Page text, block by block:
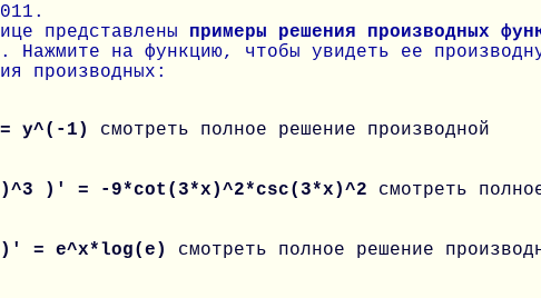
представлены примеры решения производных
Нажмите на функцию, чтобы увидеть ее
производных:
y^(-1) смотреть полное решение производной
)' = -9*cot(3*x)^2*csc(3*x)^2 смотреть
= e^x*log(e) смотреть полное решение